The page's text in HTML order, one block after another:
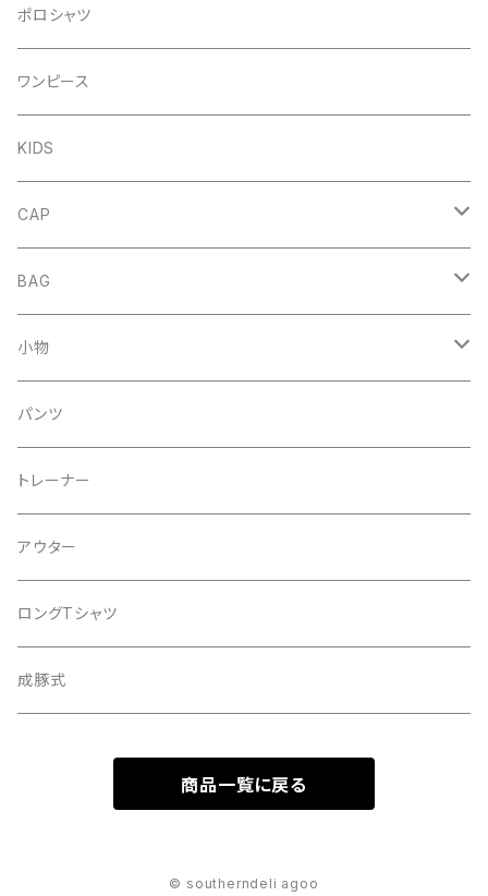
プルオーバー
DENIM
FRENCH
ジップアップ
DENIM
FRENCH
ポロシャツ
ワンピース
KIDS
CAP
HAT
MESH CAP
BASEBALL CAP
２tone
PIGMENT
BAG
DENIM
COTTON
２WAY
SHOLDER
小物
キーホルダー
パンツ
トレーナー
アウター
ロングTシャツ
成豚式
商品一覧に戻る
© southerndeli agoo